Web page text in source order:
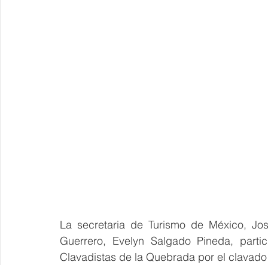
La secretaria de Turismo de México,
Guerrero, Evelyn Salgado Pineda,
Clavadistas de la Quebrada por el